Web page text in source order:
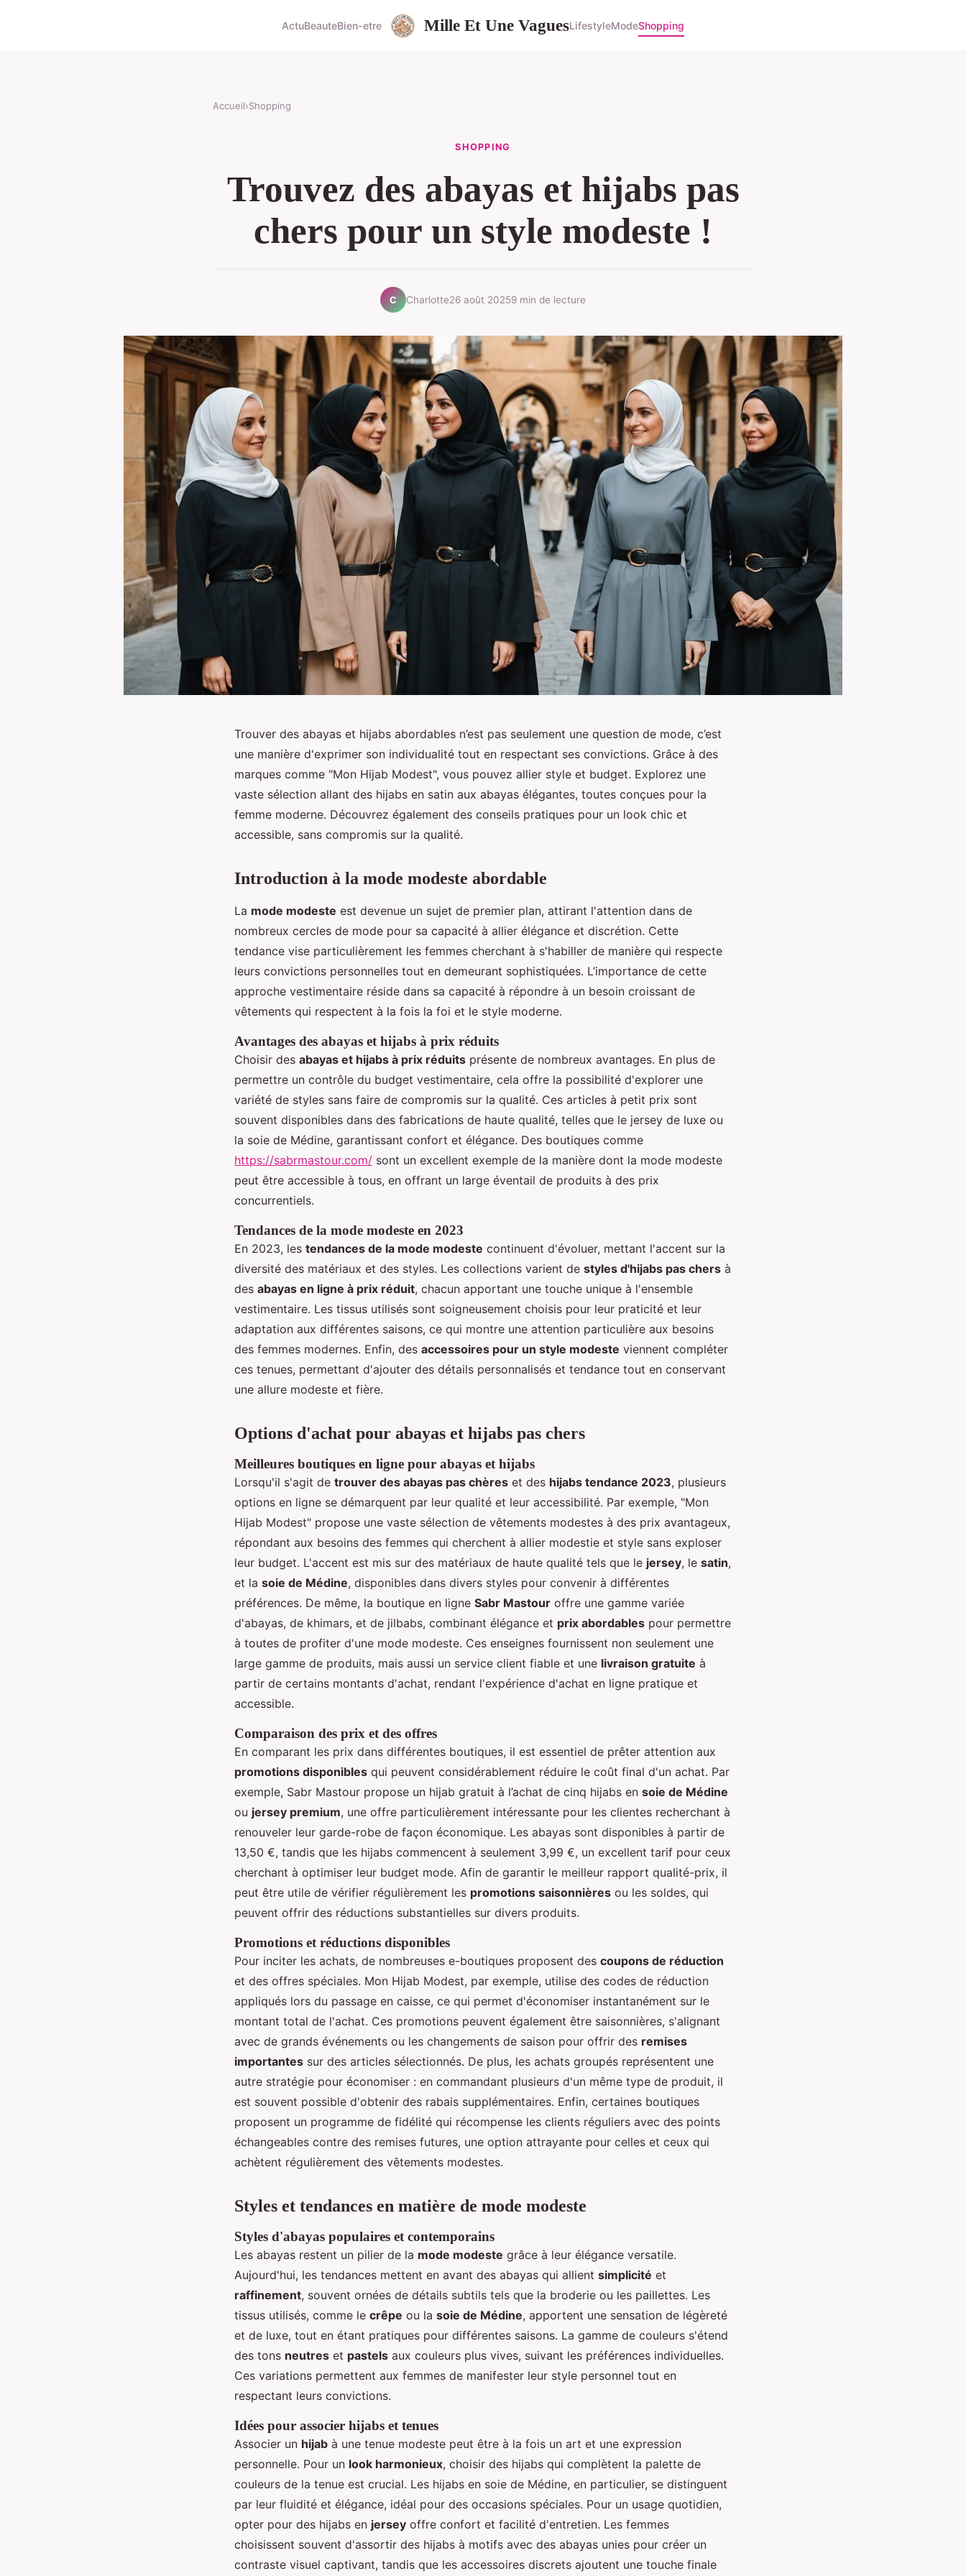
ActuBeauteBien-etre Mille Et Une VaguesLifestyleModeShopping
Accueil›Shopping
SHOPPING
Trouvez des abayas et hijabs pas
chers pour un style modeste !
C Charlotte26 août 20259 min de lecture
Trouver des abayas et hijabs abordables n’est pas seulement une question de mode, c’est
une manière d'exprimer son individualité tout en respectant ses convictions. Grâce à des
marques comme "Mon Hijab Modest", vous pouvez allier style et budget. Explorez une
vaste sélection allant des hijabs en satin aux abayas élégantes, toutes conçues pour la
femme moderne. Découvrez également des conseils pratiques pour un look chic et
accessible, sans compromis sur la qualité.
Introduction à la mode modeste abordable
La mode modeste est devenue un sujet de premier plan, attirant l'attention dans de
nombreux cercles de mode pour sa capacité à allier élégance et discrétion. Cette
tendance vise particulièrement les femmes cherchant à s'habiller de manière qui respecte
leurs convictions personnelles tout en demeurant sophistiquées. L’importance de cette
approche vestimentaire réside dans sa capacité à répondre à un besoin croissant de
vêtements qui respectent à la fois la foi et le style moderne.
Avantages des abayas et hijabs à prix réduits
Choisir des abayas et hijabs à prix réduits présente de nombreux avantages. En plus de
permettre un contrôle du budget vestimentaire, cela offre la possibilité d'explorer une
variété de styles sans faire de compromis sur la qualité. Ces articles à petit prix sont
souvent disponibles dans des fabrications de haute qualité, telles que le jersey de luxe ou
la soie de Médine, garantissant confort et élégance. Des boutiques comme
https://sabrmastour.com/ sont un excellent exemple de la manière dont la mode modeste
peut être accessible à tous, en offrant un large éventail de produits à des prix
concurrentiels.
Tendances de la mode modeste en 2023
En 2023, les tendances de la mode modeste continuent d'évoluer, mettant l'accent sur la
diversité des matériaux et des styles. Les collections varient de styles d'hijabs pas chers à
des abayas en ligne à prix réduit, chacun apportant une touche unique à l'ensemble
vestimentaire. Les tissus utilisés sont soigneusement choisis pour leur praticité et leur
adaptation aux différentes saisons, ce qui montre une attention particulière aux besoins
des femmes modernes. Enfin, des accessoires pour un style modeste viennent compléter
ces tenues, permettant d'ajouter des détails personnalisés et tendance tout en conservant
une allure modeste et fière.
Options d'achat pour abayas et hijabs pas chers
Meilleures boutiques en ligne pour abayas et hijabs
Lorsqu'il s'agit de trouver des abayas pas chères et des hijabs tendance 2023, plusieurs
options en ligne se démarquent par leur qualité et leur accessibilité. Par exemple, "Mon
Hijab Modest" propose une vaste sélection de vêtements modestes à des prix avantageux,
répondant aux besoins des femmes qui cherchent à allier modestie et style sans exploser
leur budget. L'accent est mis sur des matériaux de haute qualité tels que le jersey, le satin,
et la soie de Médine, disponibles dans divers styles pour convenir à différentes
préférences. De même, la boutique en ligne Sabr Mastour offre une gamme variée
d'abayas, de khimars, et de jilbabs, combinant élégance et prix abordables pour permettre
à toutes de profiter d'une mode modeste. Ces enseignes fournissent non seulement une
large gamme de produits, mais aussi un service client fiable et une livraison gratuite à
partir de certains montants d'achat, rendant l'expérience d'achat en ligne pratique et
accessible.
Comparaison des prix et des offres
En comparant les prix dans différentes boutiques, il est essentiel de prêter attention aux
promotions disponibles qui peuvent considérablement réduire le coût final d'un achat. Par
exemple, Sabr Mastour propose un hijab gratuit à l’achat de cinq hijabs en soie de Médine
ou jersey premium, une offre particulièrement intéressante pour les clientes recherchant à
renouveler leur garde-robe de façon économique. Les abayas sont disponibles à partir de
13,50 €, tandis que les hijabs commencent à seulement 3,99 €, un excellent tarif pour ceux
cherchant à optimiser leur budget mode. Afin de garantir le meilleur rapport qualité-prix, il
peut être utile de vérifier régulièrement les promotions saisonnières ou les soldes, qui
peuvent offrir des réductions substantielles sur divers produits.
Promotions et réductions disponibles
Pour inciter les achats, de nombreuses e-boutiques proposent des coupons de réduction
et des offres spéciales. Mon Hijab Modest, par exemple, utilise des codes de réduction
appliqués lors du passage en caisse, ce qui permet d'économiser instantanément sur le
montant total de l'achat. Ces promotions peuvent également être saisonnières, s'alignant
avec de grands événements ou les changements de saison pour offrir des remises
importantes sur des articles sélectionnés. De plus, les achats groupés représentent une
autre stratégie pour économiser : en commandant plusieurs d'un même type de produit, il
est souvent possible d'obtenir des rabais supplémentaires. Enfin, certaines boutiques
proposent un programme de fidélité qui récompense les clients réguliers avec des points
échangeables contre des remises futures, une option attrayante pour celles et ceux qui
achètent régulièrement des vêtements modestes.
Styles et tendances en matière de mode modeste
Styles d'abayas populaires et contemporains
Les abayas restent un pilier de la mode modeste grâce à leur élégance versatile.
Aujourd'hui, les tendances mettent en avant des abayas qui allient simplicité et
raffinement, souvent ornées de détails subtils tels que la broderie ou les paillettes. Les
tissus utilisés, comme le crêpe ou la soie de Médine, apportent une sensation de légèreté
et de luxe, tout en étant pratiques pour différentes saisons. La gamme de couleurs s'étend
des tons neutres et pastels aux couleurs plus vives, suivant les préférences individuelles.
Ces variations permettent aux femmes de manifester leur style personnel tout en
respectant leurs convictions.
Idées pour associer hijabs et tenues
Associer un hijab à une tenue modeste peut être à la fois un art et une expression
personnelle. Pour un look harmonieux, choisir des hijabs qui complètent la palette de
couleurs de la tenue est crucial. Les hijabs en soie de Médine, en particulier, se distinguent
par leur fluidité et élégance, idéal pour des occasions spéciales. Pour un usage quotidien,
opter pour des hijabs en jersey offre confort et facilité d'entretien. Les femmes
choisissent souvent d'assortir des hijabs à motifs avec des abayas unies pour créer un
contraste visuel captivant, tandis que les accessoires discrets ajoutent une touche finale